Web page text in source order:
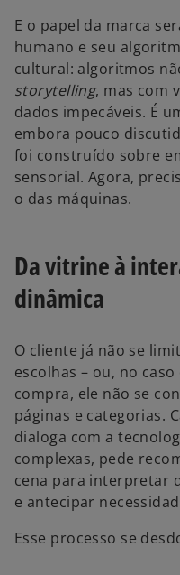
E o papel da marca
humano e seu
cultural: algoritmos
storytelling, mas com
dados impecáveis. É
embora pouco
foi construído sobre
sensorial. Agora,
o das máquinas.
Da vitrine à
dinâmica
O cliente já não se
escolhas – ou, no
compra, ele não se
páginas e categorias.
dialoga com a
complexas, pede
cena para interpretar
e antecipar
Esse processo se